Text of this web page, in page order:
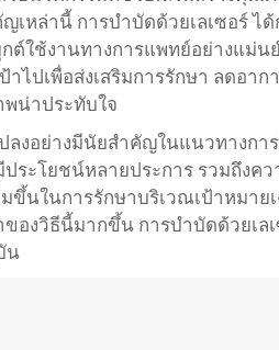
เหล่านี้ การบำบัดด้วยเลเซอร์ได้
ต์ใช้งานทางการแพทย์อย่างแม่น
ไปเพื่อส่งเสริมการรักษา ลดอาก
พน่าประทับใจ
งอย่างมีนัยสำคัญในแนวทางกา
ระโยชน์หลายประการ รวมถึงคว
นในการรักษาบริเวณเป้าหมาย
งวิธีนี้มากขึ้น การบำบัดด้วยเล
น